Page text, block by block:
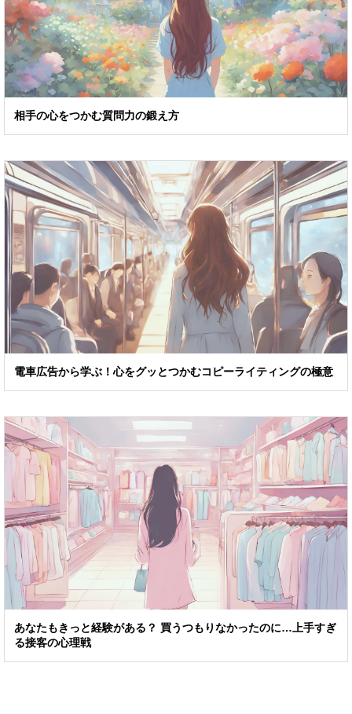
相手の心をつかむ質問力の鍛え方
電車広告から学ぶ！心をグッとつかむコピーライティングの極意
あなたもきっと経験がある？ 買うつもりなかったのに…上手すぎ
る接客の心理戦